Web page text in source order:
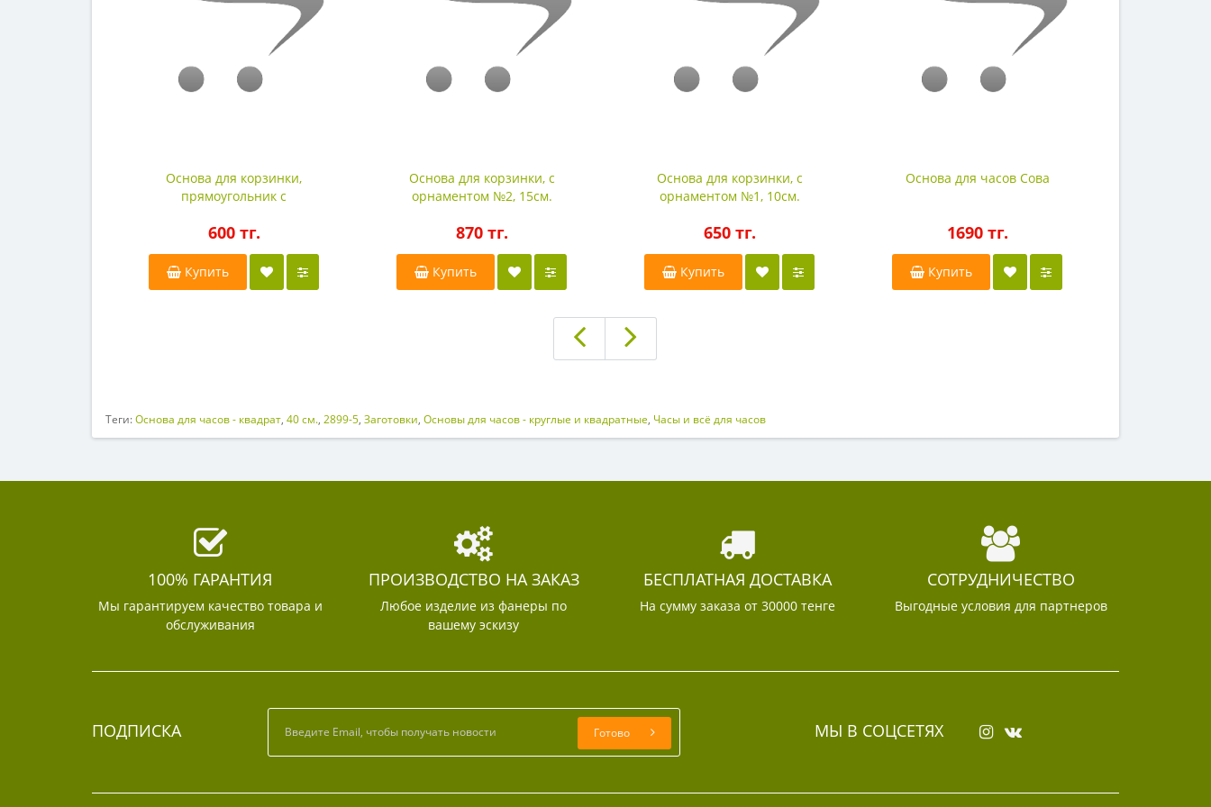
Основа для корзинки,
прямоугольник с
15,5х12см.
600 тг.
Купить
Основа для корзинки, с
орнаментом №2, 15см.
870 тг.
Купить
Основа для корзинки, с
орнаментом №1, 10см.
650 тг.
Купить
Основа для часов Сова
1690 тг.
Купить
Теги:Основа для часов - квадрат, 40 см., 2899-5, Заготовки, Основы для часов - круглые и квадратные, Часы и всё для часов
100% ГАРАНТИЯ
Мы гарантируем качество товара и
обслуживания
ПРОИЗВОДСТВО НА ЗАКАЗ
Любое изделие из фанеры по
вашему эскизу
БЕСПЛАТНАЯ ДОСТАВКА
На сумму заказа от 30000 тенге
СОТРУДНИЧЕСТВО
Выгодные условия для партнеров
ПОДПИСКА Готово МЫ В СОЦСЕТЯХ